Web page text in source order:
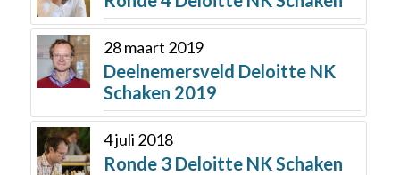
28 maart 2019
Deelnemersveld Deloitte NK
Schaken 2019
4 juli 2018
Ronde 3 Deloitte NK Schaken